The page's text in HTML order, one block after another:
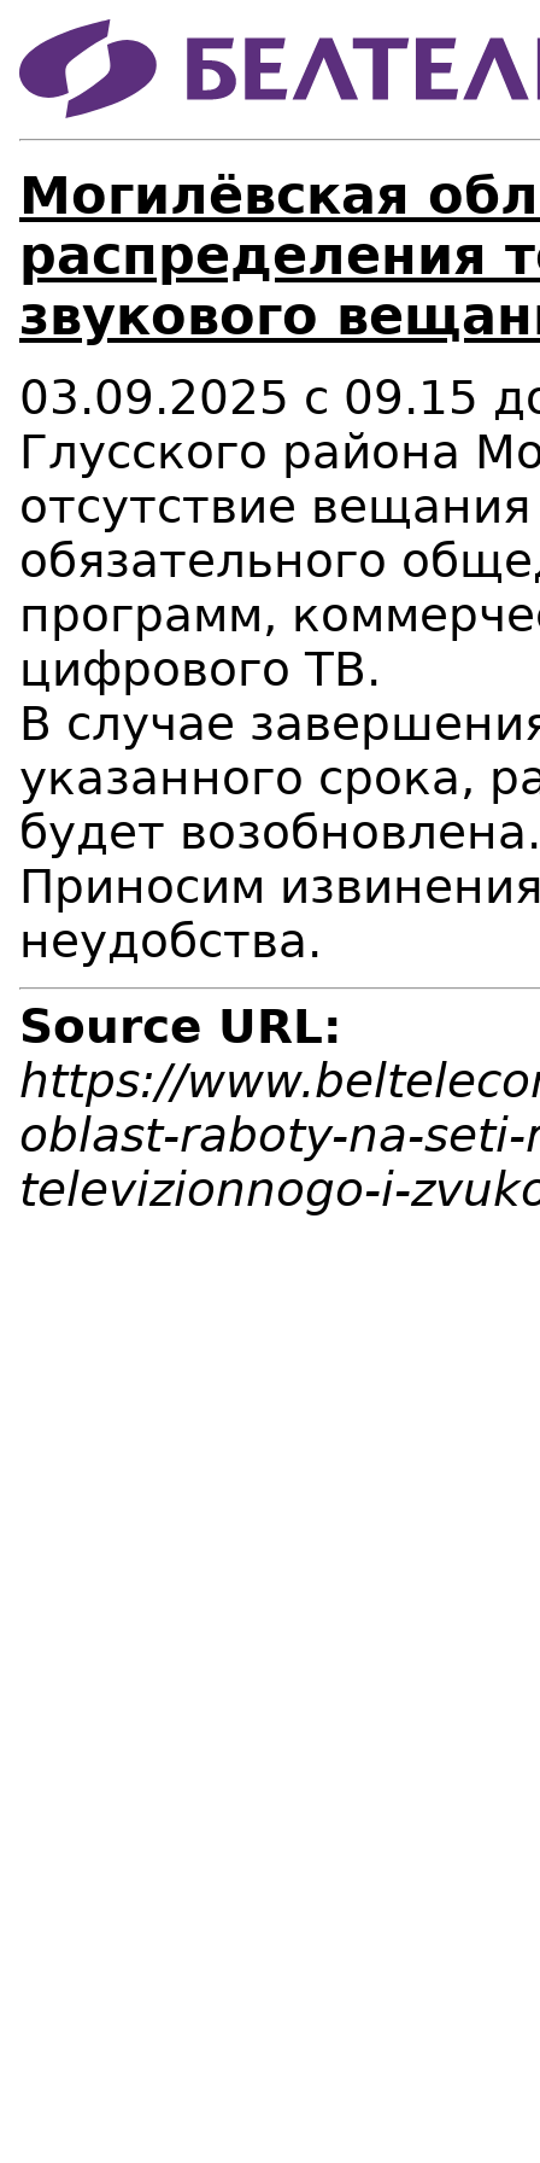
Могилёвская
распределения
звукового
03.09.2025 с 09.15
Глусского района
отсутствие
обязательного
программ,
цифрового ТВ.
В случае
указанного срока,
будет возобновлена.
Приносим
неудобства.
Source URL:
https://
oblast-raboty-na-
televizionnogo-i-